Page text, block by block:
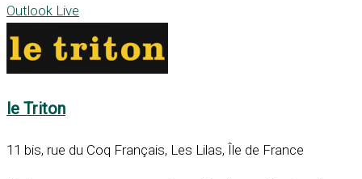
Outlook Live
le Triton
11 bis, rue du Coq Français, Les Lilas, Île de France